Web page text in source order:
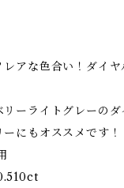
アな色合い！ダイ
リーライトグレーの
にもオススメです！